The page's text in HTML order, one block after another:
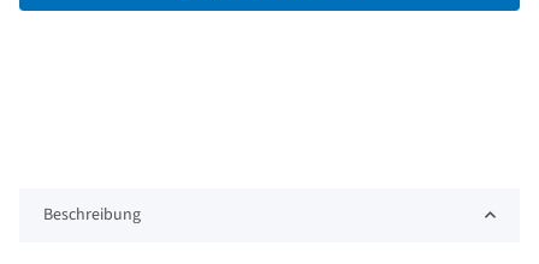
Beschreibung